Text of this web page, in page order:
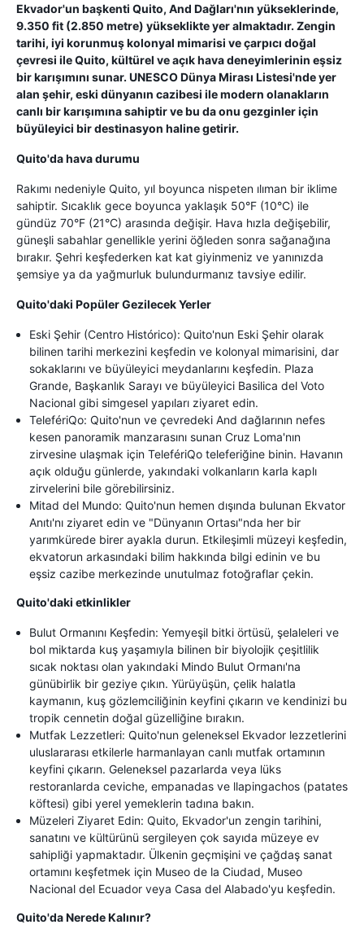
Ekvador'un başkenti Quito, And Dağları'nın yükseklerinde,
9.350 fit (2.850 metre) yükseklikte yer almaktadır. Zengin
tarihi, iyi korunmuş kolonyal mimarisi ve çarpıcı doğal
çevresi ile Quito, kültürel ve açık hava deneyimlerinin eşsiz
bir karışımını sunar. UNESCO Dünya Mirası Listesi'nde yer
alan şehir, eski dünyanın cazibesi ile modern olanakların
canlı bir karışımına sahiptir ve bu da onu gezginler için
büyüleyici bir destinasyon haline getirir.
Quito'da hava durumu
Rakımı nedeniyle Quito, yıl boyunca nispeten ılıman bir iklime
sahiptir. Sıcaklık gece boyunca yaklaşık 50°F (10°C) ile
gündüz 70°F (21°C) arasında değişir. Hava hızla değişebilir,
güneşli sabahlar genellikle yerini öğleden sonra sağanağına
bırakır. Şehri keşfederken kat kat giyinmeniz ve yanınızda
şemsiye ya da yağmurluk bulundurmanız tavsiye edilir.
Quito'daki Popüler Gezilecek Yerler
Eski Şehir (Centro Histórico): Quito'nun Eski Şehir olarak
bilinen tarihi merkezini keşfedin ve kolonyal mimarisini, dar
sokaklarını ve büyüleyici meydanlarını keşfedin. Plaza
Grande, Başkanlık Sarayı ve büyüleyici Basilica del Voto
Nacional gibi simgesel yapıları ziyaret edin.
TelefériQo: Quito'nun ve çevredeki And dağlarının nefes
kesen panoramik manzarasını sunan Cruz Loma'nın
zirvesine ulaşmak için TelefériQo teleferiğine binin. Havanın
açık olduğu günlerde, yakındaki volkanların karla kaplı
zirvelerini bile görebilirsiniz.
Mitad del Mundo: Quito'nun hemen dışında bulunan Ekvator
Anıtı'nı ziyaret edin ve "Dünyanın Ortası"nda her bir
yarımkürede birer ayakla durun. Etkileşimli müzeyi keşfedin,
ekvatorun arkasındaki bilim hakkında bilgi edinin ve bu
eşsiz cazibe merkezinde unutulmaz fotoğraflar çekin.
Quito'daki etkinlikler
Bulut Ormanını Keşfedin: Yemyeşil bitki örtüsü, şelaleleri ve
bol miktarda kuş yaşamıyla bilinen bir biyolojik çeşitlilik
sıcak noktası olan yakındaki Mindo Bulut Ormanı'na
günübirlik bir geziye çıkın. Yürüyüşün, çelik halatla
kaymanın, kuş gözlemciliğinin keyfini çıkarın ve kendinizi bu
tropik cennetin doğal güzelliğine bırakın.
Mutfak Lezzetleri: Quito'nun geleneksel Ekvador lezzetlerini
uluslararası etkilerle harmanlayan canlı mutfak ortamının
keyfini çıkarın. Geleneksel pazarlarda veya lüks
restoranlarda ceviche, empanadas ve llapingachos (patates
köftesi) gibi yerel yemeklerin tadına bakın.
Müzeleri Ziyaret Edin: Quito, Ekvador'un zengin tarihini,
sanatını ve kültürünü sergileyen çok sayıda müzeye ev
sahipliği yapmaktadır. Ülkenin geçmişini ve çağdaş sanat
ortamını keşfetmek için Museo de la Ciudad, Museo
Nacional del Ecuador veya Casa del Alabado'yu keşfedin.
Quito'da Nerede Kalınır?